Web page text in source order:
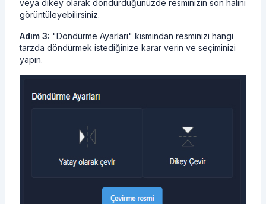
veya dikey olarak döndürdüğünüzde resminizin son halini
görüntüleyebilirsiniz.
Adım 3: "Döndürme Ayarları" kısmından resminizi hangi
tarzda döndürmek istediğinize karar verin ve seçiminizi
yapın.